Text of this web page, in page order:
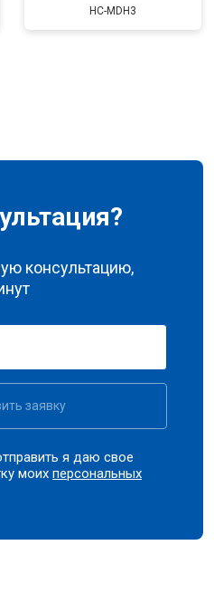
HC-MDH3
консультацию,
заявку
я даю свое
моихперсональных